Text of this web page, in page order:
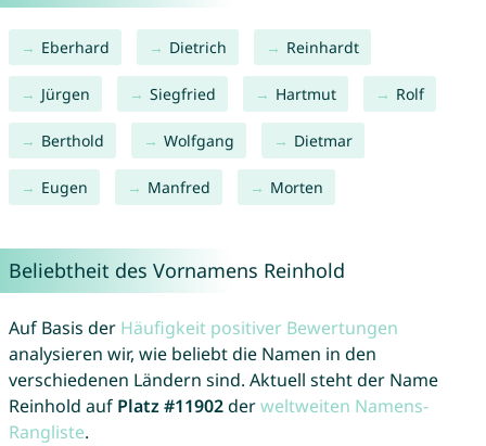
Eberhard Dietrich Reinhardt
Jürgen Siegfried Hartmut Rolf
Berthold Wolfgang Dietmar
Eugen Manfred Morten
Beliebtheit des Vornamens Reinhold
Auf Basis der Häufigkeit positiver Bewertungen
analysieren wir, wie beliebt die Namen in den
verschiedenen Ländern sind. Aktuell steht der Name
Reinhold auf Platz #11902derweltweiten Namens-
Rangliste.